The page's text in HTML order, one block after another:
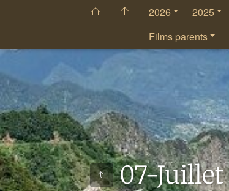
2026 2025
Films parents
07-Juillet